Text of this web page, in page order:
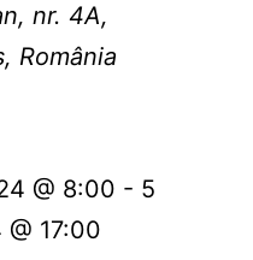
nr. 4A,
România
@ 8:00 - 5
17:00